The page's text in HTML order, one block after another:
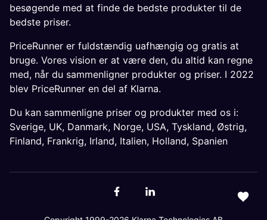
besøgende med at finde de bedste produkter til de
bedste priser.
PriceRunner er fuldstændig uafhængig og gratis at
bruge. Vores vision er at være den, du altid kan regne
med, når du sammenligner produkter og priser. I 2022
blev PriceRunner en del af Klarna.
Du kan sammenligne priser og produkter med os i:
Sverige, UK, Danmark, Norge, USA, Tyskland, Østrig,
Finland, Frankrig, Irland, Italien, Holland, Spanien